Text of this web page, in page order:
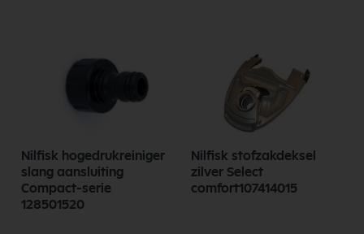
Nilfisk hogedrukreiniger
slang aansluiting
Compact-serie
128501520
Nilfisk stofzakdeksel
zilver Select
comfort107414015